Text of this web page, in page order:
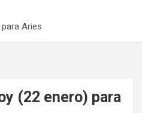
Aries
(22 enero) para